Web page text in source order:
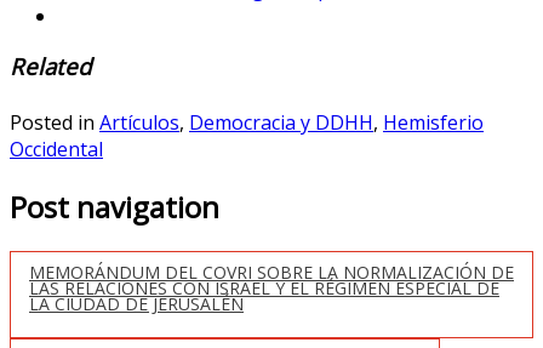
Related
Posted in Artículos, Democracia y DDHH, Hemisferio
Occidental
Post navigation
MEMORÁNDUM DEL COVRI SOBRE LA NORMALIZACIÓN DE
LAS RELACIONES CON ISRAEL Y EL RÉGIMEN ESPECIAL DE
LA CIUDAD DE JERUSALÉN